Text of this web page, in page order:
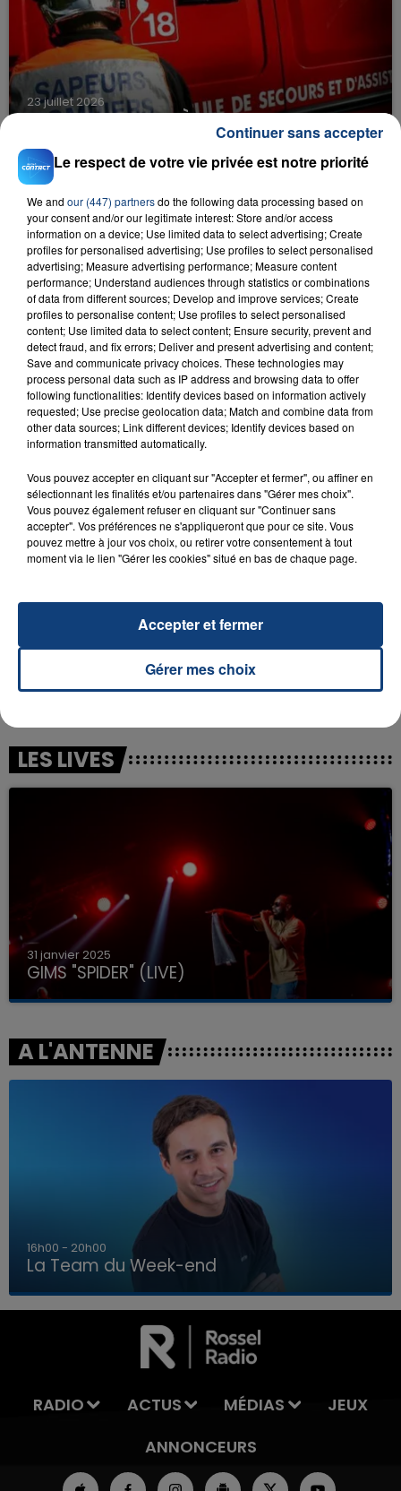
LA TEAM DU WEEK-END
23 juillet 2026
INCENDIE MORTEL À LENS : UNE FEMME ET
SON BÉBÉ ENTRE LA VIE ET LA...
Un homme s'est immolé par le feu après avoir
aspergé sa compagne et leur bébé de trois mois
d'un liquide inflammable.
20 juillet 2026
UNE ADOLESCENTE DEVANT SE FAIRE
OPÉRER DE LA CHEVILLE RESSORT DE LA...
La famille a porté plainte contre la clinique qui a
reconnu sa responsabilité et présenté ses
excuses.
TITRES DIFFUSÉS
20h00
20h00 19h56
19h56
LES LIVES
31 janvier 2025
GIMS "SPIDER" (LIVE)
A L'ANTENNE
7h00 - 12h00
La Team du Week-end
RADIO ACTUS MÉDIAS
JEUX
ANNONCEURS
Le respect de votre vie privée est notre priorité
We and our (447) partnersdo the following data processing based on
your consent and/or our legitimate interest: Store and/or access
information on a device; Use limited data to select advertising; Create
profiles for personalised advertising; Use profiles to select personalised
advertising; Measure advertising performance; Measure content
performance; Understand audiences through statistics or combinations
of data from different sources; Develop and improve services; Create
profiles to personalise content; Use profiles to select personalised
content; Use limited data to select content; Ensure security, prevent and
detect fraud, and fix errors; Deliver and present advertising and content;
Save and communicate privacy choices. These technologies may
process personal data such as IP address and browsing data to offer
following functionalities: Identify devices based on information actively
requested; Use precise geolocation data; Match and combine data from
other data sources; Link different devices; Identify devices based on
information transmitted automatically.
Vous pouvez accepter en cliquant sur "Accepter et fermer", ou affiner en
sélectionnant les finalités et/ou partenaires dans "Gérer mes choix".
Vous pouvez également refuser en cliquant sur "Continuer sans
accepter". Vos préférences ne s'appliqueront que pour ce site. Vous
pouvez mettre à jour vos choix, ou retirer votre consentement à tout
moment via le lien "Gérer les cookies" situé en bas de chaque page.
Gérer mes choix
Accepter et fermer
Continuer sans accepter